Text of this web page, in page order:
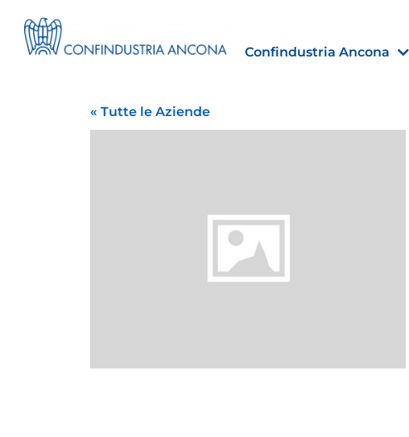
Confindustria Ancona
Importazioni dagli Stati Uniti nell’UE:
novità sulle prove di origine non
preferenziale
« Tutte le Aziende